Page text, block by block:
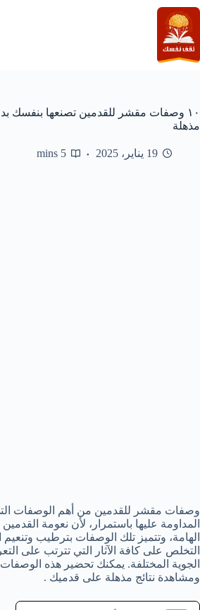
التجاوز
إلى
المحتوى
١٠ وصفات مقشر للقدمين تصنعها بنفسك
مذهلة
19 يناير، 2025 5 mins
وصفات مقشر للقدمين من أهم الوصفات
المداومة عليها باستمرار، لأن نعومة
الهامة، وتتميز تلك الوصفات بترطيب وتنعيم
التخلص على كافة الآثار التي تترتب على
الجوية المختلفة. يمكنك تحضير هذه الوصفات
ومشاهدة نتائج مذهلة على قدميك .